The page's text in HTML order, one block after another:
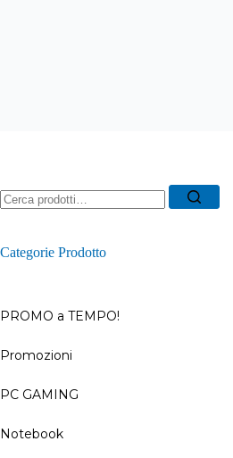
Ricerca
per:
Categorie Prodotto
PROMO a TEMPO!
Promozioni
–
PC GAMING
Notebook